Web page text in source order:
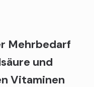
Mehrbedarf
und
Vitaminen